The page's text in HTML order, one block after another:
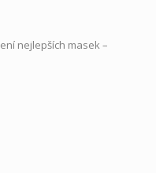
nejlepších masek –